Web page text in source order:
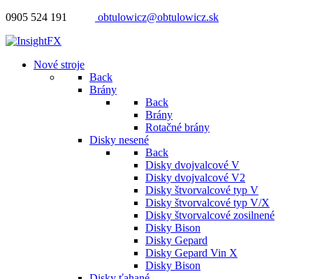
0905 524 191 obtulowicz@obtulowicz.sk
Nové stroje
Back
Brány
Back
Brány
Rotačné brány
Disky nesené
Back
Disky dvojvalcové V
Disky dvojvalcové V2
Disky štvorvalcové typ V
Disky štvorvalcové typ V/X
Disky štvorvalcové zosilnené
Disky Bison
Disky Gepard
Disky Gepard Vin X
Disky Bison